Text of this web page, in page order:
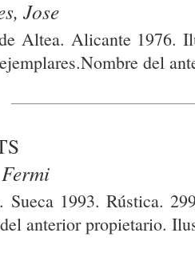
Jose
Altea. Alicante 1976.
del
Sueca 1993. Rústica.
anterior propietario.